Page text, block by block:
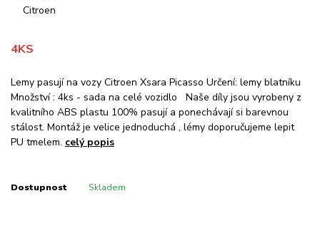
4KS
Lemy pasují na vozy Citroen Xsara Picasso Určení: lemy blatníku
Množství : 4ks - sada na celé vozidlo Naše díly jsou vyrobeny z
kvalitního ABS plastu 100% pasují a ponechávají si barevnou
stálost. Montáž je velice jednoduchá , lémy doporučujeme lepit
PU tmelem. celý popis
Dostupnost Skladem